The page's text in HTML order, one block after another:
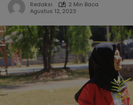
Redaksi
2 Min Baca
Agustus 12, 2023